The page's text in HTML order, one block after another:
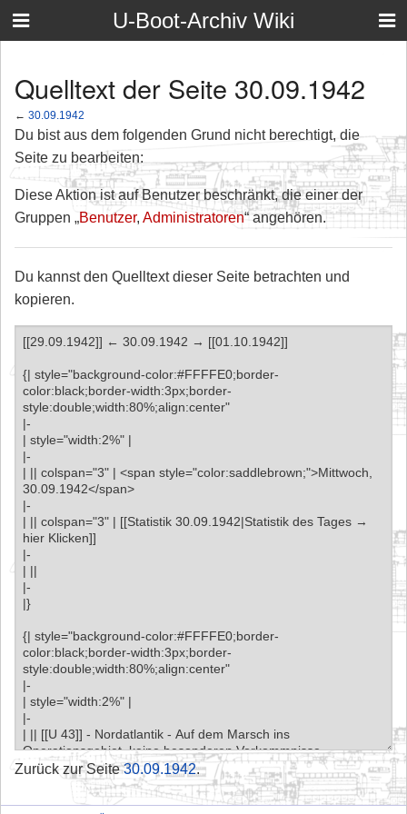
U-Boot-Archiv Wiki
Quelltext der Seite 30.09.1942
← 30.09.1942
Du bist aus dem folgenden Grund nicht berechtigt, die
Seite zu bearbeiten:
Diese Aktion ist auf Benutzer beschränkt, die einer der
Gruppen „Benutzer, Administratoren“ angehören.
Du kannst den Quelltext dieser Seite betrachten und
kopieren.
Zurück zur Seite30.09.1942.